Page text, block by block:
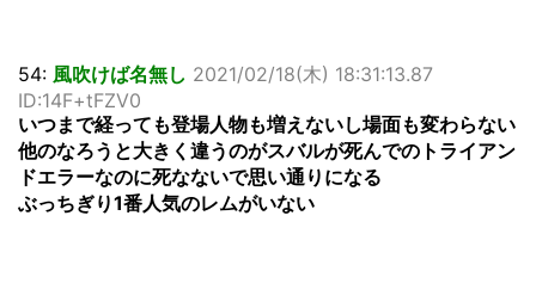
54: 風吹けば名無し 2021/02/18(木) 18:31:13.87
ID:14F+tFZV0
いつまで経っても登場人物も増えないし場面も変わらない
他のなろうと大きく違うのがスバルが死んでのトライアン
ドエラーなのに死なないで思い通りになる
ぶっちぎり1番人気のレムがいない